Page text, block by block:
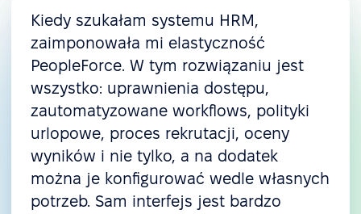
Kiedy szukałam systemu HRM,
zaimponowała mi elastyczność
PeopleForce. W tym rozwiązaniu jest
wszystko: uprawnienia dostępu,
zautomatyzowane workflows, polityki
urlopowe, proces rekrutacji, oceny
wyników i nie tylko, a na dodatek
można je konfigurować wedle własnych
potrzeb. Sam interfejs jest bardzo